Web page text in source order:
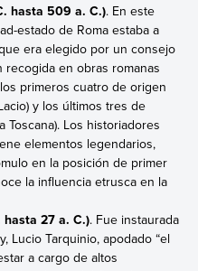
hasta 509 a. C.). En este
estado de Roma estaba a
era elegido por un consejo
recogida en obras romanas
primeros cuatro de origen
y los últimos tres de
Los historiadores
elementos legendarios,
en la posición de primer
la influencia etrusca en la
27 a. C.). Fue instaurada
Lucio Tarquinio, apodado “el
a cargo de altos